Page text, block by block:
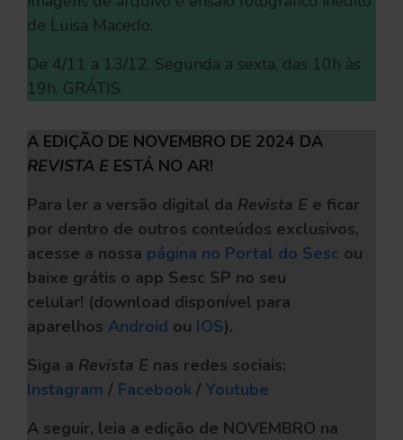
de Luisa Macedo.
De 4/11 a 13/12. Segunda a sexta, das 10h às
19h. GRÁTIS.
A EDIÇÃO DE NOVEMBRO DE 2024 DA
REVISTA E ESTÁ NO AR!
Para ler a versão digital da Revista E e ficar
por dentro de outros conteúdos exclusivos,
acesse a nossa página no Portal do Sesc ou
baixe grátis o app Sesc SP no seu
celular! (download disponível para
aparelhos Android ou IOS).
Siga a Revista E nas redes sociais:
Instagram / Facebook / Youtube
A seguir, leia a edição de NOVEMBRO na